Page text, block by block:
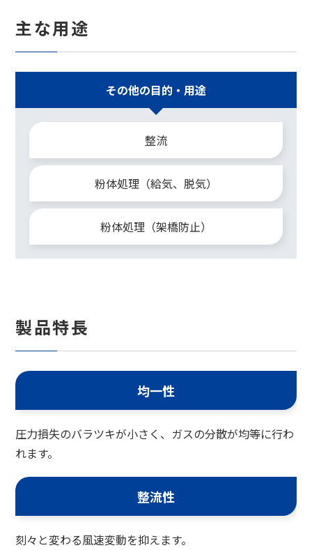
主な用途
その他の目的・用途
整流
粉体処理（給気、脱気）
粉体処理（架橋防止）
製品特長
均一性
圧力損失のバラツキが小さく、ガスの分散が均等に行わ
れます。
整流性
刻々と変わる風速変動を抑えます。